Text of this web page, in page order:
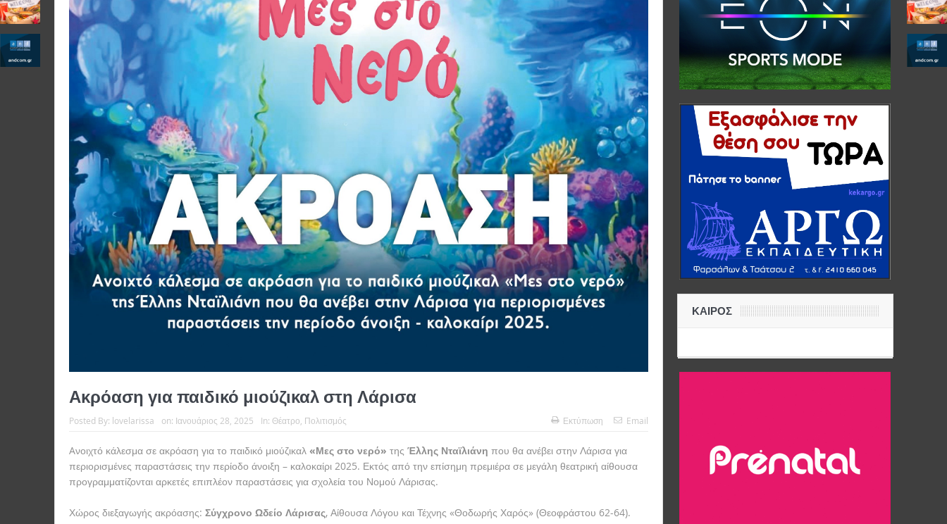
Ακρόαση για παιδικό μιούζικαλ στη Λάρισα
Posted By: lovelarissa on: Ιανουάριος 28, 2025 In: Θέατρο Πολιτισμός Εκτύπωση Email
Aνοιχτό κάλεσμα σε ακρόαση για το παιδικό μιούζικαλ«Μες στο νερό» της Έλλης Νταϊλιάνη που θα ανέβει στην Λάρισα για
περιορισμένες παραστάσεις την περίοδο άνοιξη – καλοκαίρι 2025. Εκτός από την επίσημη πρεμιέρα σε μεγάλη θεατρική αίθουσα
προγραμματίζονται αρκετές επιπλέον παραστάσεις για σχολεία του Νομού Λάρισας.
Χώρος διεξαγωγής ακρόασης: Σύγχρονο Ωδείο Λάρισας, Αίθουσα Λόγου και Τέχνης «Θοδωρής Χαρός» (Θεοφράστου 62-64).
ΚΑΙΡΟΣ